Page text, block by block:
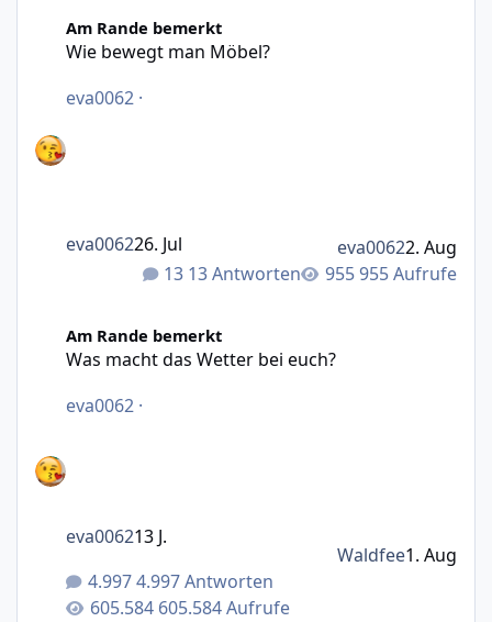
Am Rande bemerkt
Wie bewegt man Möbel?
eva0062 ·
13 Antworten 955 Aufrufe
eva006226. Jul eva00622. Aug
Am Rande bemerkt
Was macht das Wetter bei euch?
eva0062 ·
4.997 Antworten
605.584 Aufrufe
eva006213 J.
Waldfee1. Aug